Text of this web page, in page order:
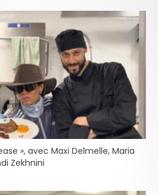
», avec Maxi Delmelle, Maria
Zekhnini